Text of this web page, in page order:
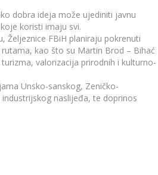
dobra ideja može ujediniti javnu
koristi imaju svi.
Željeznice FBiH planiraju pokrenuti
kao što su Martin Brod – Bihać
valorizacija prirodnih i kulturno-
Unsko-sanskog, Zeničko-
naslijeđa, te doprinos